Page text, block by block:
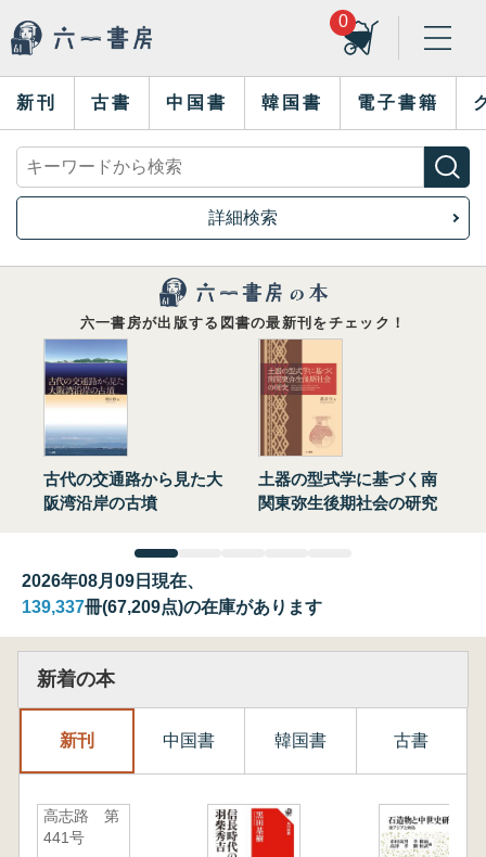
0
新刊 古書 中国書 韓国書 電子書籍
詳細検索
六一書房が出版する図書の最新刊をチェック！
古代の交通路から見た大
阪湾沿岸の古墳
土器の型式学に基づく南
関東弥生後期社会の研究
2026年08月09日現在、
139,337冊(67,209点)の在庫があります
新着の本
新刊 中国書 韓国書 古書
高志路 第
441号